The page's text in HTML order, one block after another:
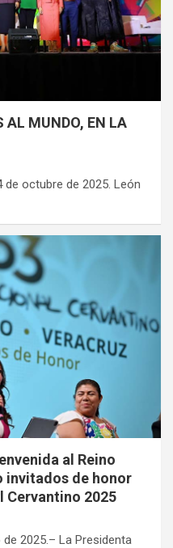
AL MUNDO, EN LA
de octubre de 2025. León
al Reino
invitados de honor
Cervantino 2025
2025.– La Presidenta